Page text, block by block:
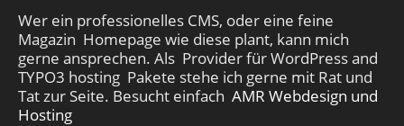
Wer ein professionelles CMS, oder eine feine
Magazin Homepage wie diese plant, kann mich
gerne ansprechen. Als Provider für WordPress and
TYPO3 hosting Pakete stehe ich gerne mit Rat und
Tat zur Seite. Besucht einfach AMR Webdesign und
Hosting